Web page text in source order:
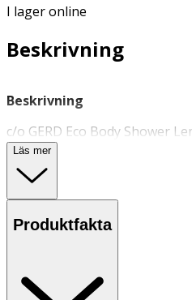
I lager online
Beskrivning
Beskrivning
c/o GERD Eco Body Shower
duschkräm
skonsamma tvättaktiva
effektivt utan att torka ut.
eteriska oljor som ger näring
en uppfriskande doft av
Läs mer
Produktfakta